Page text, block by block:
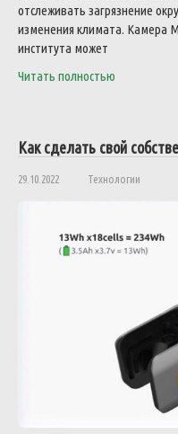
отслеживать загрязнение
изменения климата. Камера
института может
Читать полностью
Как сделать свой
29.10.2022 Технологии